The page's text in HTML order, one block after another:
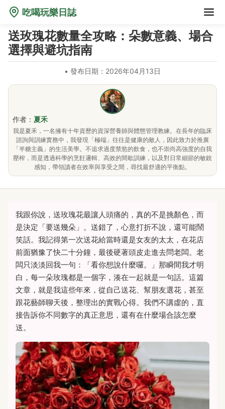
吃喝玩樂日誌
送玫瑰花數量全攻略：朵數意義、場合
選擇與避坑指南
• 發布日期：2026年04月13日
作者： 夏禾
我是夏禾，一名擁有十年資歷的資深營養師與體態管理教練。在長年的臨床
諮詢與訓練實務中，我發現「極端」往往是健康的敵人，因此致力於推廣
「半糖主義」的生活美學。不追求過度禁慾的飲食，也不崇尚高強度的自我
壓榨，而是透過科學的烹飪邏輯、高效的間歇訓練，以及對日常細節的敏銳
感知，帶領讀者在效率與享受之間，尋找最舒適的平衡點。
我跟你說，送玫瑰花最讓人頭痛的，真的不是挑顏色，而
是決定「要送幾朵」。送錯了，心意打折不說，還可能鬧
笑話。我記得第一次送花給當時還是女友的太太，在花店
前面猶豫了快二十分鐘，最後硬著頭皮走進去問老闆。老
闆只淡淡回我一句：「看你想說什麼囉。」那瞬間我才明
白，每一朵玫瑰都是一個字，湊在一起就是一句話。這篇
文章，就是我這些年來，從自己送花、幫朋友選花，甚至
跟花藝師聊天後，整理出的實戰心得。我們不講虛的，直
接告訴你不同數字的真正意思，還有在什麼場合該怎麼
送。